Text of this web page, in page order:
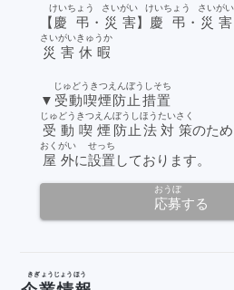
【慶弔
けいちょう
・ 災害
さいがい
】 慶弔
けいちょう
・ 災害
さいがい
災害
さいがい
休暇
きゅうか
▼ 受動喫煙防止措置
じゅどうきつえんぼうしそち
受動
じゅどう
喫煙
きつえん
防止法
ぼうしほう
対策
たいさく
のため
屋外
おくがい
に設置
せっち
しております。
応募
おうぼ
する
きぎょうじょうほう